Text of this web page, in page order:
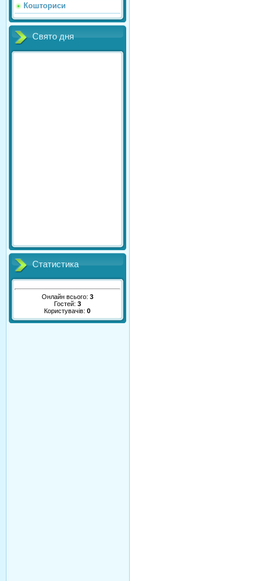
Кошториси
Свято дня
Статистика
Онлайн всього: 3
Гостей: 3
Користувачів:0